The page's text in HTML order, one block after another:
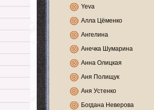
Yeva
Алла Цёменко
Ангелина
Анечка Шумарина
Анна Олицкая
Аня Полищук
Аня Устенко
Богдана Неверова